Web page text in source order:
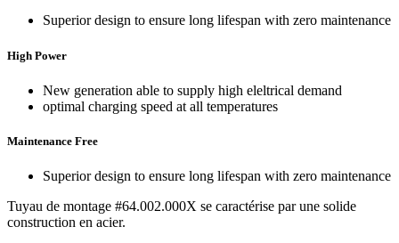
Superior design to ensure long lifespan with zero maintenance
High Power
New generation able to supply high eleltrical demand
optimal charging speed at all temperatures
Maintenance Free
Superior design to ensure long lifespan with zero maintenance
Tuyau de montage #64.002.000X se caractérise par une solide
construction en acier.